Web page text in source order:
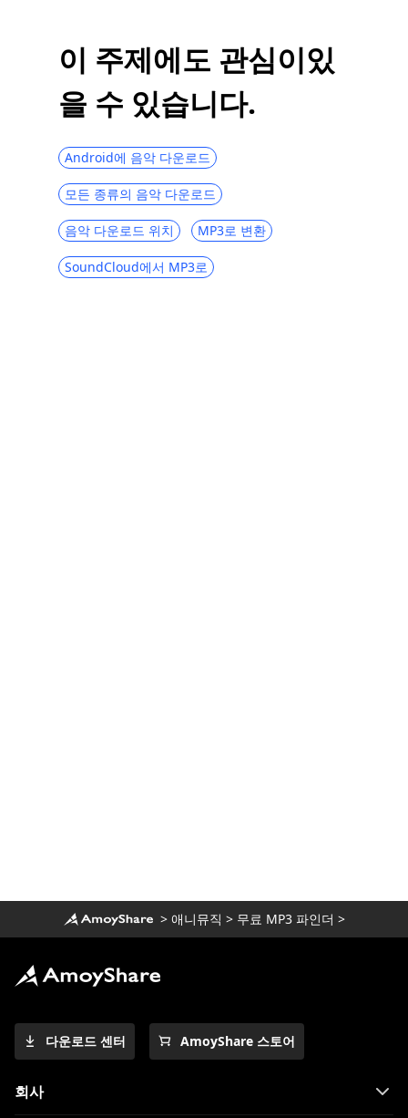
[상위 13] 3년 최고의 MP2023 다운로드 사
이트(무료, 안전, 빠름)
[3가지 놀라운 방법] 비디오를 벨소리로 만드
옥무시 리뷰 | 무료로 MP3를 다운로드할 수
이 주제에도 관심이있
을 수 있습니다.
Android에 음악 다운로드
모든 종류의 음악 다운로드
음악 다운로드 위치 MP3로 변환
SoundCloud에서 MP3로
> 애니뮤직 > 무료 MP3 파인더 >
다운로드 센터 AmoyShare 스토어
회사